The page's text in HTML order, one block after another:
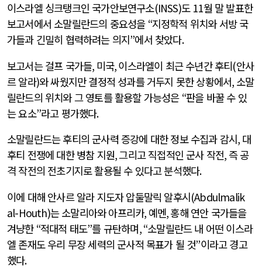
이스라엘 싱크탱크인 국가안보연구소(INSS)도 11월 말 발표한
보고서에서 소말릴란드의 중요성을 “지정학적 위치와 서방 국
가들과 긴밀히 협력하려는 의지”에서 찾았다.
보고서는 걸프 국가들, 미국,이스라엘이 최근 수년간 후티(안사
르 알라)와 싸웠지만 결정적 성과를 거두지 못한 상황에서, 소말
릴란드의 위치와 그 영토를 활용할 가능성은 “판을 바꿀 수 있
는 요소”라고 평가했다.
소말릴란드는 후티의 군사력 증강에 대한 정보 수집과 감시, 대
후티 전쟁에 대한 병참 지원,그리고 직접적인 군사 작전,즉 공
격 작전의 전초기지로 활용될 수 있다고 분석했다.
이에 대해 안사르 알라 지도자 압둘말릭 알후시(Abdulmalik
al-Houth)는 소말리아와 아프리카, 예멘,홍해 연안 국가들을
겨냥한 “적대적 태도”를 규탄하며, “소말릴란드 내 어떤 이스라
엘 존재도 우리 무장 세력의 군사적 목표가 될 것”이라고 경고
했다.